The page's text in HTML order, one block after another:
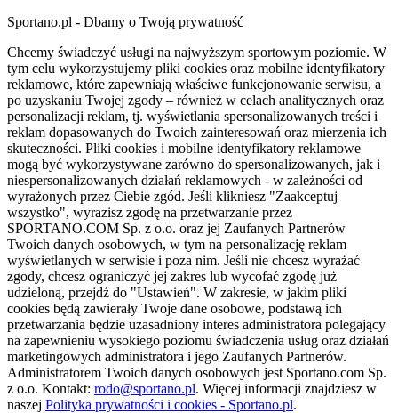
Sportano.pl - Dbamy o Twoją prywatność
Chcemy świadczyć usługi na najwyższym sportowym poziomie. W
tym celu wykorzystujemy pliki cookies oraz mobilne identyfikatory
reklamowe, które zapewniają właściwe funkcjonowanie serwisu, a
po uzyskaniu Twojej zgody – również w celach analitycznych oraz
personalizacji reklam, tj. wyświetlania spersonalizowanych treści i
reklam dopasowanych do Twoich zainteresowań oraz mierzenia ich
skuteczności. Pliki cookies i mobilne identyfikatory reklamowe
mogą być wykorzystywane zarówno do spersonalizowanych, jak i
niespersonalizowanych działań reklamowych - w zależności od
wyrażonych przez Ciebie zgód. Jeśli klikniesz "Zaakceptuj
wszystko", wyrazisz zgodę na przetwarzanie przez
SPORTANO.COM Sp. z o.o. oraz jej Zaufanych Partnerów
Twoich danych osobowych, w tym na personalizację reklam
wyświetlanych w serwisie i poza nim. Jeśli nie chcesz wyrażać
zgody, chcesz ograniczyć jej zakres lub wycofać zgodę już
udzieloną, przejdź do "Ustawień". W zakresie, w jakim pliki
cookies będą zawierały Twoje dane osobowe, podstawą ich
przetwarzania będzie uzasadniony interes administratora polegający
na zapewnieniu wysokiego poziomu świadczenia usług oraz działań
marketingowych administratora i jego Zaufanych Partnerów.
Administratorem Twoich danych osobowych jest Sportano.com Sp.
z o.o. Kontakt: rodo@sportano.pl. Więcej informacji znajdziesz w
naszej Polityka prywatności i cookies - Sportano.pl.